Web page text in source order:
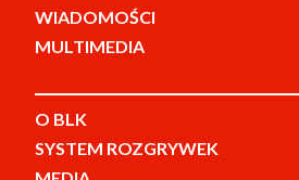
WIADOMOŚCI
MULTIMEDIA
O BLK
SYSTEM ROZGRYWEK